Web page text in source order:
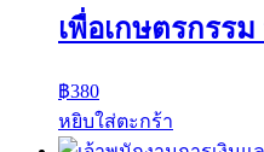
เพื่อเกษตรกรรม
฿380
หยิบใส่ตะกร้า